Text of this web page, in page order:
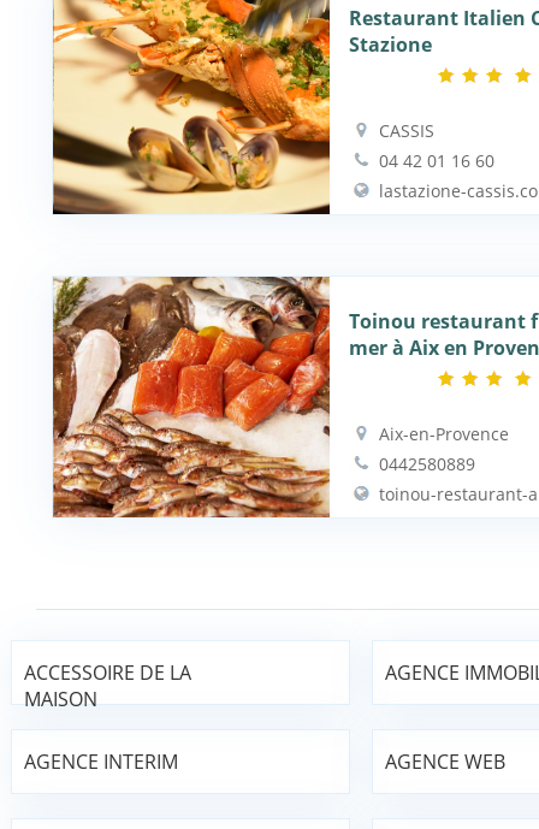
Restaurant Italien
Stazione
CASSIS
04 42 01 16 60
lastazione-
Toinou restaurant
mer à Aix en
Aix-en-Provence
0442580889
toinou-restaurant-
ACCESSOIRE DE LA
MAISON
AGENCE
AGENCE INTERIM AGENCE WEB